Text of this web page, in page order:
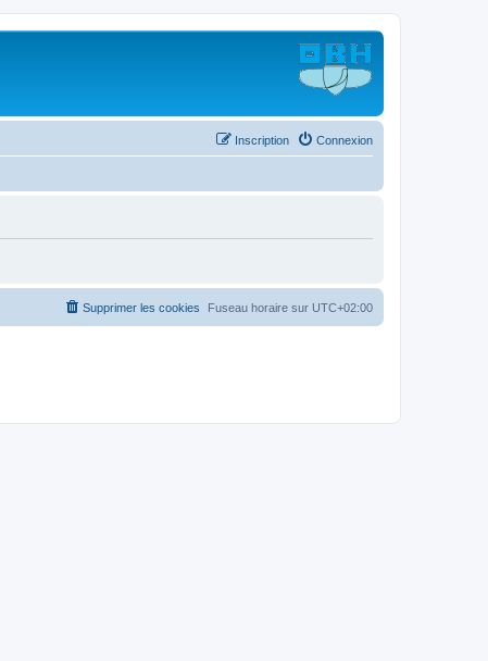
Connexion
Inscription
Fuseau horaire sur UTC+02:00
Supprimer les cookies